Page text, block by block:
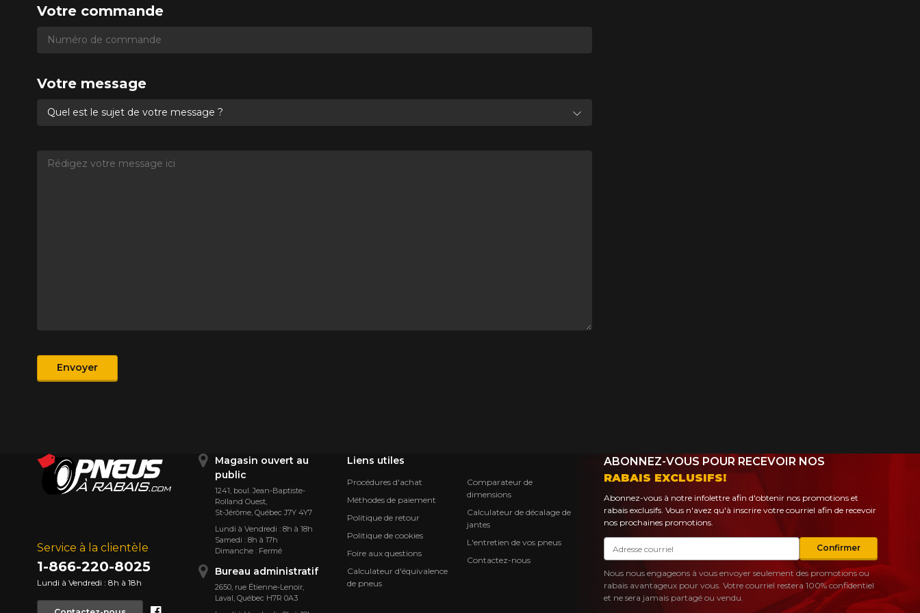
Votre commande
Votre message
Produit
Envoyer
Service à la clientèle
1-866-220-8025
Lundi à Vendredi : 8h à 18h
Magasin ouvert au
public
1241, boul. Jean-Baptiste-
Rolland Ouest,
St⁠-⁠Jérôme, Québec J7Y 4Y7
Lundi à Vendredi : 8h à 18h
Samedi : 8h à 17h
Dimanche : Fermé
Bureau administratif
2650, rue Étienne⁠-⁠Lenoir,
Laval, Québec H7R 0A3
Liens utiles
Procédures d'achat
Méthodes de paiement
Politique de retour
Politique de cookies
Foire aux questions
Calculateur d'équivalence
de pneus
Comparateur de
dimensions
Calculateur de décalage de
jantes
L'entretien de vos pneus
Contactez-nous
ABONNEZ-VOUS POUR RECEVOIR NOS
RABAIS EXCLUSIFS!
Abonnez-vous à notre infolettre afin d'obtenir nos promotions et
rabais exclusifs. Vous n'avez qu'à inscrire votre courriel afin de recevoir
nos prochaines promotions.
Courriel
Confirmer
Nous nous engageons à vous envoyer seulement des promotions ou
rabais avantageux pour vous. Votre courriel restera 100% confidentiel
et ne sera jamais partagé ou vendu.